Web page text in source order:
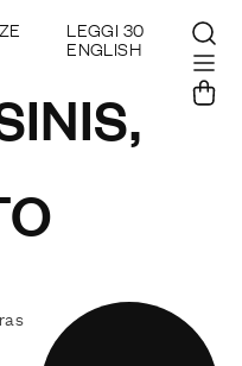
LEGGI 30
ENGLISH